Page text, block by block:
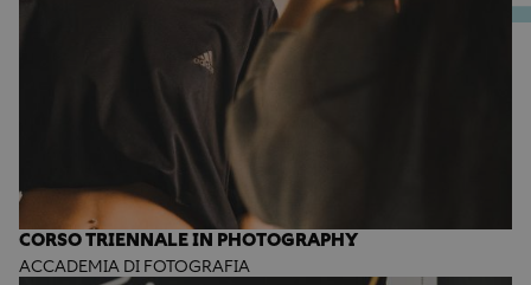
CORSO TRIENNALE IN PHOTOGRAPHY
ACCADEMIA DI FOTOGRAFIA